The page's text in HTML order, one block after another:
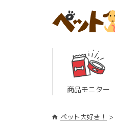
商品モニター
ペット大好き！